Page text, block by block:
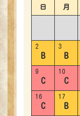
日 月
2
B
3
B
9
C
10
C
16
C
17
B